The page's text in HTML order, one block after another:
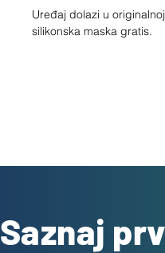
Uređaj dolazi u
silikonska maska gratis.
Saznaj